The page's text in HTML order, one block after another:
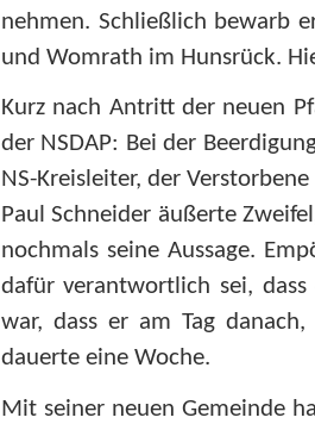
nehmen. Schließlich bewarb
und Womrath im Hunsrück.
Kurz nach Antritt der neuen
der NSDAP: Bei der
NS-Kreisleiter, der
Paul Schneider äußerte
nochmals seine Aussage.
dafür verantwortlich sei,
war, dass er am Tag
dauerte eine Woche.
Mit seiner neuen Gemeinde